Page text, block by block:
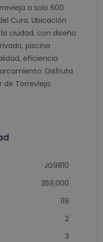
a solo 600
Cura. Ubicación
ciudad, con diseño
piscina
eficiencia
Disfruta
de Torrevieja.
JG9810
359,000
119
2
3